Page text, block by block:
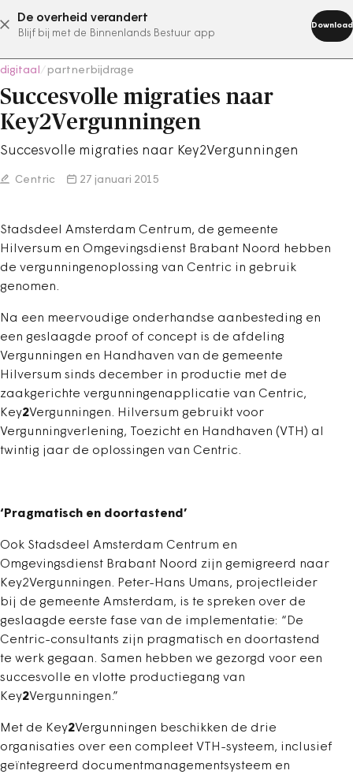
De overheid verandert
Blijf bij met de Binnenlands Bestuur app
Download
abonneer nu
digitaal partnerbijdrage
Succesvolle migraties naar
Key2Vergunningen
Succesvolle migraties naar Key2Vergunningen
Centric 27 januari 2015
Stadsdeel Amsterdam Centrum, de gemeente
Hilversum en Omgevingsdienst Brabant Noord hebben
de vergunningenoplossing van Centric in gebruik
genomen.
Na een meervoudige onderhandse aanbesteding en
een geslaagde proof of concept is de afdeling
Vergunningen en Handhaven van de gemeente
Hilversum sinds december in productie met de
zaakgerichte vergunningenapplicatie van Centric,
Key2Vergunningen. Hilversum gebruikt voor
Vergunningverlening, Toezicht en Handhaven (VTH) al
twintig jaar de oplossingen van Centric.
‘Pragmatisch en doortastend’
Ook Stadsdeel Amsterdam Centrum en
Omgevingsdienst Brabant Noord zijn gemigreerd naar
Key2Vergunningen. Peter-Hans Umans, projectleider
bij de gemeente Amsterdam, is te spreken over de
geslaagde eerste fase van de implementatie: “De
Centric-consultants zijn pragmatisch en doortastend
te werk gegaan. Samen hebben we gezorgd voor een
succesvolle en vlotte productiegang van
Key2Vergunningen.”
Met de Key2Vergunningen beschikken de drie
organisaties over een compleet VTH-systeem, inclusief
geïntegreerd documentmanagementsysteem en